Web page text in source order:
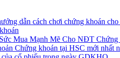
dẫn cách chơi chứng khoán
Mua Mạnh Mẽ Cho NĐT Chứng
Chứng khoán tại HSC mới nhất